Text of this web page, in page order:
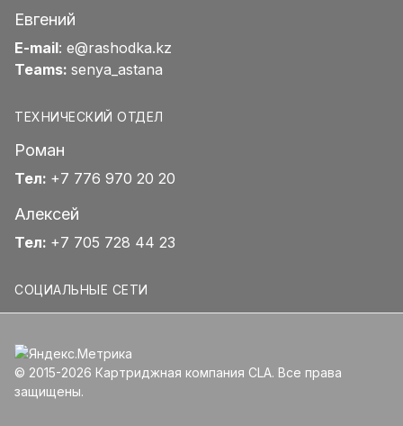
Евгений
E-mail: e@rashodka.kz
Teams: senya_astana
ТЕХНИЧЕСКИЙ ОТДЕЛ
Роман
Тел: +7 776 970 20 20
Алексей
Тел: +7 705 728 44 23
СОЦИАЛЬНЫЕ СЕТИ
© 2015-2026 Картриджная компания CLA. Все права
защищены.